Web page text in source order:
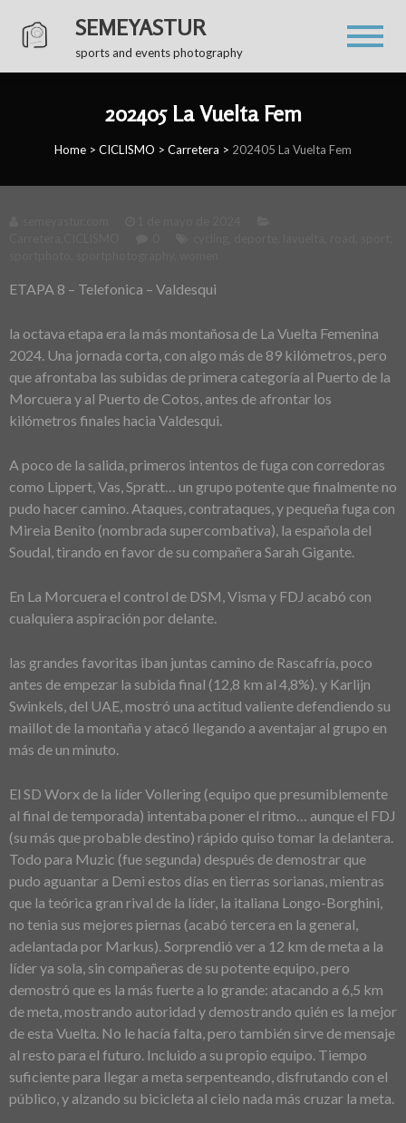
SEMEYASTUR
sports and events photography
202405 La Vuelta Fem
Home > CICLISMO > Carretera > 202405 La Vuelta Fem
ETAPA 8 – Telefonica – Valdesqui
la octava etapa era la más montañosa de La Vuelta Femenina
2024. Una jornada corta, con algo más de 89 kilómetros, pero
que afrontaba las subidas de primera categoría al Puerto de la
Morcuera y al Puerto de Cotos, antes de afrontar los
kilómetros finales hacia Valdesqui.
A poco de la salida, primeros intentos de fuga con corredoras
como Lippert, Vas, Spratt… un grupo potente que finalmente no
pudo hacer camino. Ataques, contrataques, y pequeña fuga con
Mireia Benito (nombrada supercombativa), la española del
Soudal, tirando en favor de su compañera Sarah Gigante.
En La Morcuera el control de DSM, Visma y FDJ acabó con
cualquiera aspiración por delante.
las grandes favoritas iban juntas camino de Rascafría, poco
antes de empezar la subida final (12,8 km al 4,8%). y Karlijn
Swinkels, del UAE, mostró una actitud valiente defendiendo su
maillot de la montaña y atacó llegando a aventajar al grupo en
más de un minuto.
El SD Worx de la líder Vollering (equipo que presumiblemente
al final de temporada) intentaba poner el ritmo… aunque el FDJ
(su más que probable destino) rápido quiso tomar la delantera.
Todo para Muzic (fue segunda) después de demostrar que
pudo aguantar a Demi estos días en tierras sorianas, mientras
que la teórica gran rival de la líder, la italiana Longo-Borghini,
no tenia sus mejores piernas (acabó tercera en la general,
adelantada por Markus). Sorprendió ver a 12 km de meta a la
líder ya sola, sin compañeras de su potente equipo, pero
demostró que es la más fuerte a lo grande: atacando a 6,5 km
de meta, mostrando autoridad y demostrando quién es la mejor
de esta Vuelta. No le hacía falta, pero también sirve de mensaje
al resto para el futuro. Incluido a su propio equipo. Tiempo
suficiente para llegar a meta serpenteando, disfrutando con el
público, y alzando su bicicleta al cielo nada más cruzar la meta.